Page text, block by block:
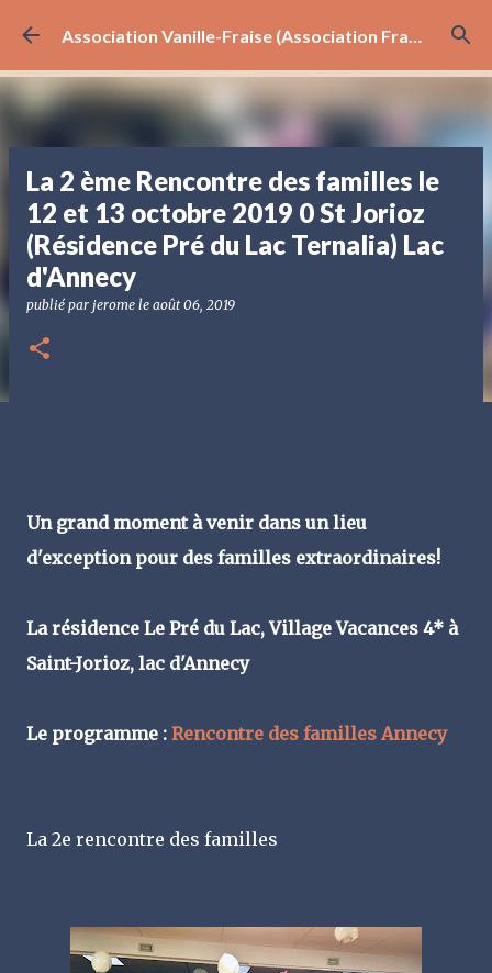
Accéder au contenu principal
La 2 ème Rencontre des familles le
12 et 13 octobre 2019 0 St Jorioz
(Résidence Pré du Lac Ternalia) Lac
d'Annecy
publié par jerome le août 06, 2019
Un grand moment à venir dans un lieu
d'exception pour des familles extraordinaires!
La résidence Le Pré du Lac, Village Vacances 4* à
Saint-Jorioz, lac d'Annecy
Le programme : Rencontre des familles Annecy
La 2e rencontre des familles